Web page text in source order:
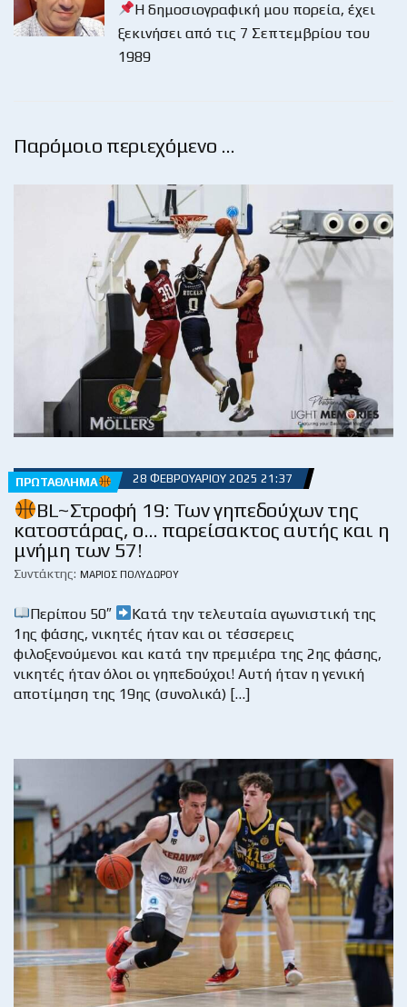
Η δημοσιογραφική μου πορεία, έχει
ξεκινήσει από τις 7 Σεπτεμβρίου του
1989
Παρόμοιο περιεχόμενο …
ΠΡΩΤΆΘΛΗΜΑ 28 ΦΕΒΡΟΥΑΡΊΟΥ 2025 21:37
BL~Στροφή 19: Των γηπεδούχων της
κατοστάρας, ο… παρείσακτος αυτής και η
μνήμη των 57!
Συντάκτης: ΜΆΡΙΟΣ ΠΟΛΥΔΏΡΟΥ
Περίπου 50″
Κατά την τελευταία αγωνιστική της
1ης φάσης, νικητές ήταν και οι τέσσερεις
φιλοξενούμενοι και κατά την πρεμιέρα της 2ης φάσης,
νικητές ήταν όλοι οι γηπεδούχοι! Αυτή ήταν η γενική
αποτίμηση της 19ης (συνολικά) […]